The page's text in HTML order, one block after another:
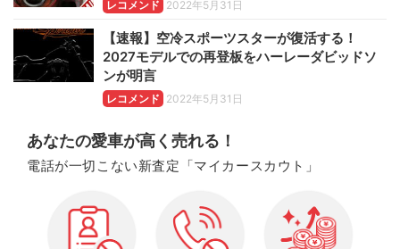
レコメンド 2022年5月31日
【速報】空冷スポーツスターが復活する！
2027モデルでの再登板をハーレーダビッドソ
ンが明言
レコメンド 2022年5月31日
あなたの愛車が高く売れる！
電話が一切こない新査定「マイカースカウト」